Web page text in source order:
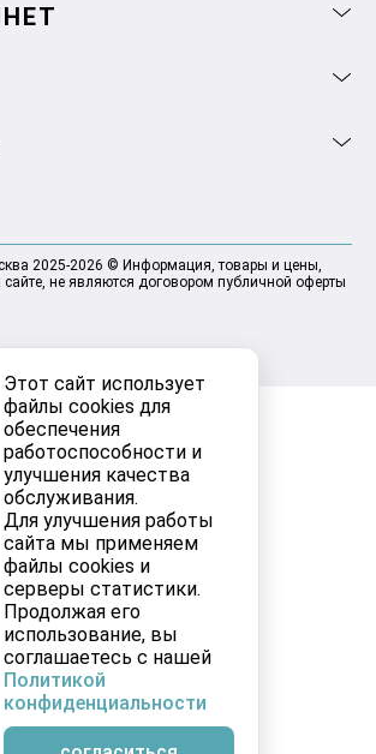
Этот сайт использует
файлы cookies для
обеспечения
работоспособности и
улучшения качества
обслуживания.
Для улучшения работы
сайта мы применяем
файлы cookies и
серверы статистики.
Продолжая его
использование, вы
соглашаетесь с нашей
Политикой
конфиденциальности
2025-2026 © Информация, товары и цены,
не являются договором публичной оферты